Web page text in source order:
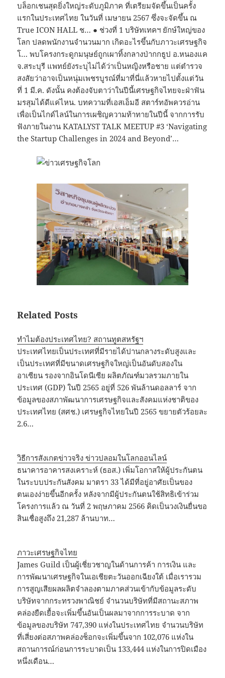
บล็อกเชนสุดยิ่งใหญ่ระดับภูมิภาค ที่เตรียมจัดขึ้นเป็นครั้ง
แรกในประเทศไทย ในวันที่ เมษายน 2567 ซึ่งจะจัดขึ้น ณ
True ICON HALL ช… ● ช่วงที่ 1 บริษัทเทคฯ ยักษ์ใหญ่ของ
โลก ปลดพนักงานจำนวนมาก เกิดอะไรขึ้นกับภาวะเศรษฐกิจ
โ… พบโครงกระดูกมนุษย์ถูกเผาทิ้งกลางป่ากกธูป อ.หนองแค
จ.สระบุรี แพทย์ยังระบุไม่ได้ว่าเป็นหญิงหรือชาย แต่ตำรวจ
สงสัยว่าอาจเป็นหนุ่มเพชรบูรณ์ที่มาที่นี่แล้วหายไปตั้งแต่วัน
ที่ 1 มี.ค. ดังนั้น คงต้องจับตาว่าในปีนี้เศรษฐกิจไทยจะฝ่าฟัน
มรสุมได้ดีแค่ไหน. บทความที่เอสเอ็มอี สตาร์ทอัพควรอ่าน
เพื่อเป็นไกด์ไลน์ในการเผชิญความท้าทายในปีนี้ จากการรับ
ฟังภายในงาน KATALYST TALK MEETUP #3 ‘Navigating
the Startup Challenges in 2024 and Beyond’…
Related Posts
ทำไมต้องประเทศไทย? สถานทูตสหรัฐฯ
ประเทศไทยเป็นประเทศที่มีรายได้ปานกลางระดับสูงและ
เป็นประเทศที่มีขนาดเศรษฐกิจใหญ่เป็นอันดับสองใน
อาเซียน รองจากอินโดนีเซีย ผลิตภัณฑ์มวลรวมภายใน
ประเทศ (GDP) ในปี 2565 อยู่ที่ 526 พันล้านดอลลาร์ จาก
ข้อมูลของสภาพัฒนาการเศรษฐกิจและสังคมแห่งชาติของ
ประเทศไทย (สศช.) เศรษฐกิจไทยในปี 2565 ขยายตัวร้อยละ
2.6…
วิธีการสังเกตข่าวจริง ข่าวปลอมในโลกออนไลน์
ธนาคารอาคารสงเคราะห์ (ธอส.) เพิ่มโอกาสให้ผู้ประกันตน
ในระบบประกันสังคม มาตรา 33 ได้มีที่อยู่อาศัยเป็นของ
ตนเองง่ายขึ้นอีกครั้ง หลังจากมีผู้ประกันตนใช้สิทธิเข้าร่วม
โครงการแล้ว ณ วันที่ 2 พฤษภาคม 2566 คิดเป็นวงเงินยื่นขอ
สินเชื่อสูงถึง 21,287 ล้านบาท…
ภาวะเศรษฐกิจไทย
James Guild เป็นผู้เชี่ยวชาญในด้านการค้า การเงิน และ
การพัฒนาเศรษฐกิจในเอเชียตะวันออกเฉียงใต้ เมื่อเรารวม
การสูญเสียผลผลิตจำลองตามภาคส่วนเข้ากับข้อมูลระดับ
บริษัทจากกระทรวงพาณิชย์ จำนวนบริษัทที่มีสถานะสภาพ
คล่องยืดเยื้อจะเพิ่มขึ้นอันเป็นผลมาจากการระบาด จาก
ข้อมูลของบริษัท 747,390 แห่งในประเทศไทย จำนวนบริษัท
ที่เสี่ยงต่อสภาพคล่องช็อกจะเพิ่มขึ้นจาก 102,076 แห่งใน
สถานการณ์ก่อนการระบาดเป็น 133,444 แห่งในการปิดเมือง
หนึ่งเดือน…